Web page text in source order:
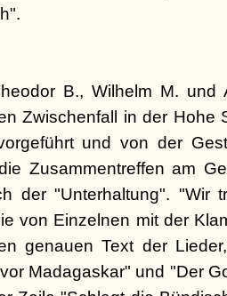
B., Wilhelm M. und
Zwischenfall in der Hohe
und von der
Zusammentreffen am
der "Unterhaltung". "Wir
von Einzelnen mit der
genauen Text der
Madagaskar" und "Der